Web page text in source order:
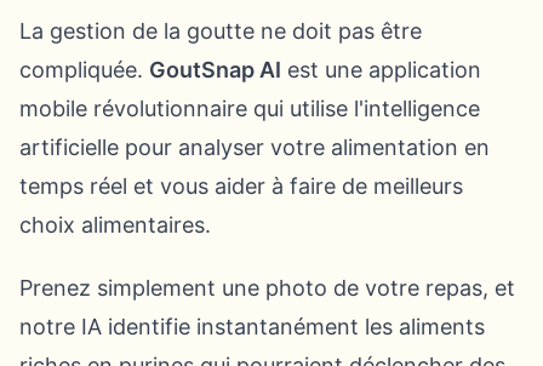
La gestion de la goutte ne doit pas être
compliquée. GoutSnap AI est une application
mobile révolutionnaire qui utilise l'intelligence
artificielle pour analyser votre alimentation en
temps réel et vous aider à faire de meilleurs
choix alimentaires.
Prenez simplement une photo de votre repas, et
notre IA identifie instantanément les aliments